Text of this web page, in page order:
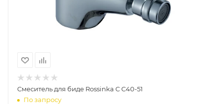
Смеситель для биде Rossinka C C40-51
По запросу